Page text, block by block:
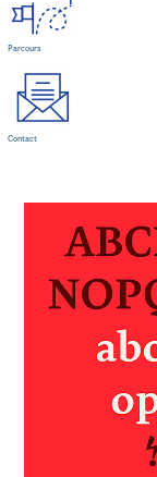
Parcours
Contact